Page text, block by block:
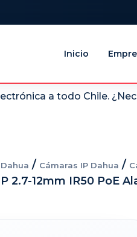
Inicio
a todo Chile.
/ Cámaras IP Dahua /
12mm IR50 PoE